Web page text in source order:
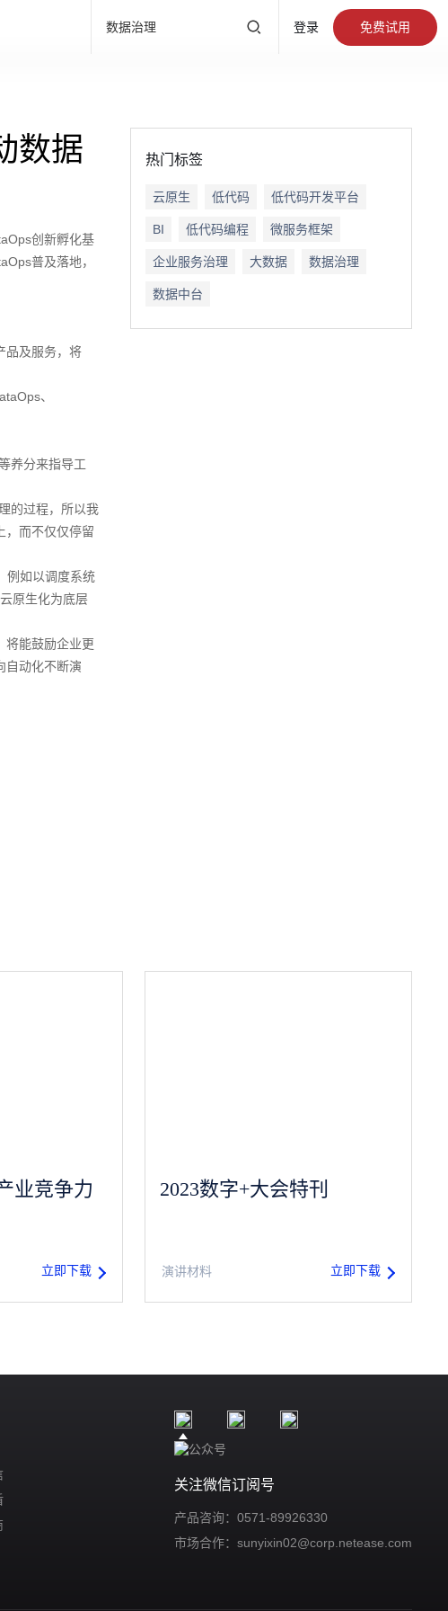
数据治理
数据开发
产品直达
登录 免费试用
数据
创新孵化基
普及落地，
品及服务，将
、
养分来指导工
的过程，所以我
，而不仅仅停留
例如以调度系统
原生化为底层
将能鼓励企业更
自动化不断演
热门标签
云原生 低代码 低代码开发平台
BI 低代码编程 微服务框架
企业服务治理 大数据 数据治理
数据中台
业竞争力
立即下载
2023数字+大会特刊
演讲材料 立即下载
关注微信订阅号
产品咨询：0571-89926330
市场合作：sunyixin02@corp.netease.com